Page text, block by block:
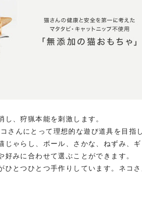
、狩猟本能を刺激します。
さんにとって理想的な遊び道具を目指
ゃらし、ボール、さかな、ねずみ、
みに合わせて選ぶことができます。
とつひとつ手作りしています。ネコ